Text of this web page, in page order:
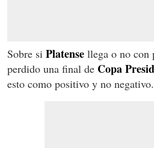
Sobre si Platense llega o no con
perdido una final de Copa
esto como positivo y no negativo.